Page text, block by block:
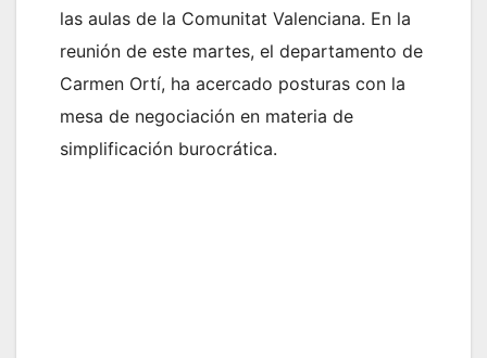
las aulas de la Comunitat Valenciana. En la
reunión de este martes, el departamento de
Carmen Ortí, ha acercado posturas con la
mesa de negociación en materia de
simplificación burocrática.